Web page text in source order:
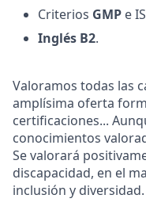
Criterios GMP e
Inglés B2.
Valoramos todas las
amplísima oferta
certificaciones...
conocimientos
Se valorará
discapacidad, en el
inclusión y diversidad.